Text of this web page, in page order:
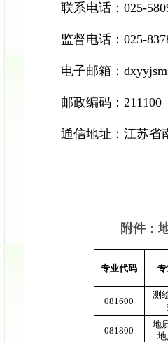
联系电话： 025-
监督电话 ： 025-
电子邮箱：
邮政编码： 211100
通信地址：江苏省
附件：
专业代码
081600
测
081800
地